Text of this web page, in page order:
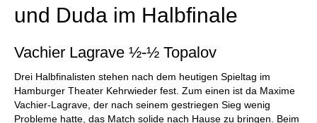
und Duda im Halbfinale
Vachier Lagrave ½-½ Topalov
Drei Halbfinalisten stehen nach dem heutigen Spieltag im
Hamburger Theater Kehrwieder fest. Zum einen ist da Maxime
Vachier-Lagrave, der nach seinem gestriegen Sieg wenig
Probleme hatte, das Match solide nach Hause zu bringen. Beim